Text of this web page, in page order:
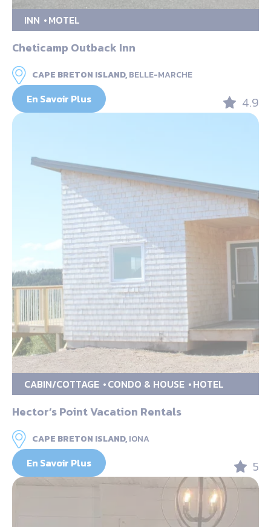
INN MOTEL
Cheticamp Outback Inn
CAPE BRETON ISLAND,BELLE-MARCHE
En Savoir Plus 4.9
CABIN/COTTAGE CONDO & HOUSE HOTEL
Hector’s Point Vacation Rentals
CAPE BRETON ISLAND,IONA
En Savoir Plus 5